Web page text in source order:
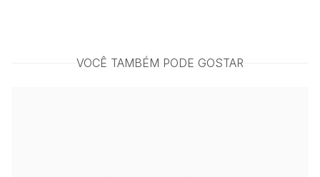
VOCÊ TAMBÉM PODE GOSTAR